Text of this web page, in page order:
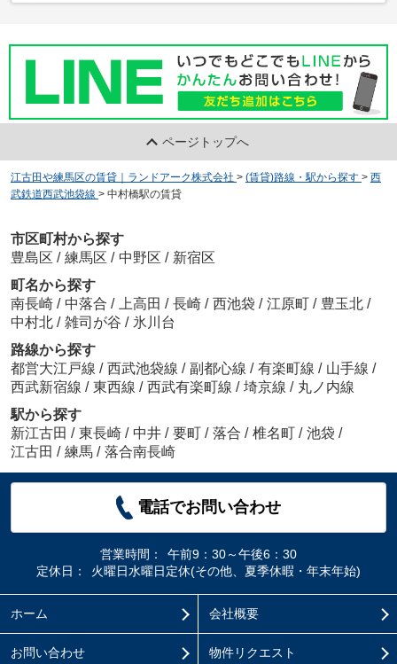
ページトップへ
江古田や練馬区の賃貸｜ランドアーク株式会社 > (賃貸)路線・駅から探す > 西
武鉄道西武池袋線 > 中村橋駅の賃貸
市区町村から探す
豊島区 / 練馬区 / 中野区 / 新宿区
町名から探す
南長崎 / 中落合 / 上高田 / 長崎 / 西池袋 / 江原町 / 豊玉北 /
中村北 / 雑司が谷 / 氷川台
路線から探す
都営大江戸線 / 西武池袋線 / 副都心線 / 有楽町線 / 山手線 /
西武新宿線 / 東西線 / 西武有楽町線 / 埼京線 / 丸ノ内線
駅から探す
新江古田 / 東長崎 / 中井 / 要町 / 落合 / 椎名町 / 池袋 /
江古田 / 練馬 / 落合南長崎
電話でお問い合わせ
営業時間：
午前9：30～午後6：30
定休日：
火曜日水曜日定休(その他、夏季休暇・年末年始)
ホーム 会社概要
お問い合わせ 物件リクエスト